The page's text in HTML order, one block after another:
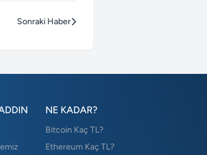
Sonraki Haber
NE KADAR?
Bitcoin Kaç TL?
Ethereum Kaç TL?